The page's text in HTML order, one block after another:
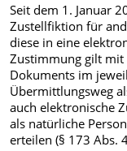
Seit dem 1. Januar
Zustellfiktion für
diese in eine
Zustimmung gilt mit
Dokuments im
Übermittlungsweg
auch elektronische
als natürliche
erteilen (§ 173 Abs.